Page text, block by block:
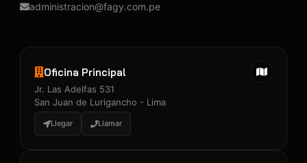
administracion@fagy.com.pe
Oficina Principal
Jr. Las Adelfas 531
San Juan de Lurigancho - Lima
Llegar Llamar